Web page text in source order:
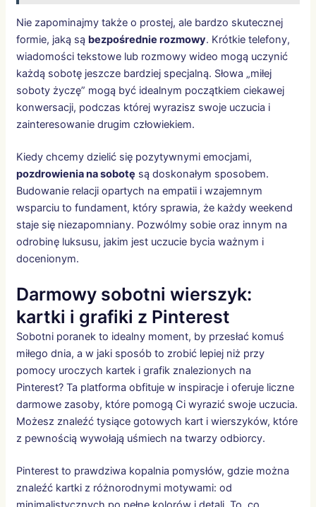
Nie zapominajmy także o prostej, ale bardzo skutecznej
formie, jaką są bezpośrednie rozmowy. Krótkie telefony,
wiadomości tekstowe lub rozmowy wideo mogą uczynić
każdą sobotę jeszcze bardziej specjalną. Słowa „miłej
soboty życzę” mogą być idealnym początkiem ciekawej
konwersacji, podczas której wyrazisz swoje uczucia i
zainteresowanie drugim człowiekiem.
Kiedy chcemy dzielić się pozytywnymi emocjami,
pozdrowienia na sobotę są doskonałym sposobem.
Budowanie relacji opartych na empatii i wzajemnym
wsparciu to fundament, który sprawia, że każdy weekend
staje się niezapomniany. Pozwólmy sobie oraz innym na
odrobinę luksusu, jakim jest uczucie bycia ważnym i
docenionym.
Darmowy sobotni wierszyk:
kartki i grafiki z Pinterest
Sobotni poranek to idealny moment, by przesłać komuś
miłego dnia, a w jaki sposób to zrobić lepiej niż przy
pomocy uroczych kartek i grafik znalezionych na
Pinterest? Ta platforma obfituje w inspiracje i oferuje liczne
darmowe zasoby, które pomogą Ci wyrazić swoje uczucia.
Możesz znaleźć tysiące gotowych kart i wierszyków, które
z pewnością wywołają uśmiech na twarzy odbiorcy.
Pinterest to prawdziwa kopalnia pomysłów, gdzie można
znaleźć kartki z różnorodnymi motywami: od